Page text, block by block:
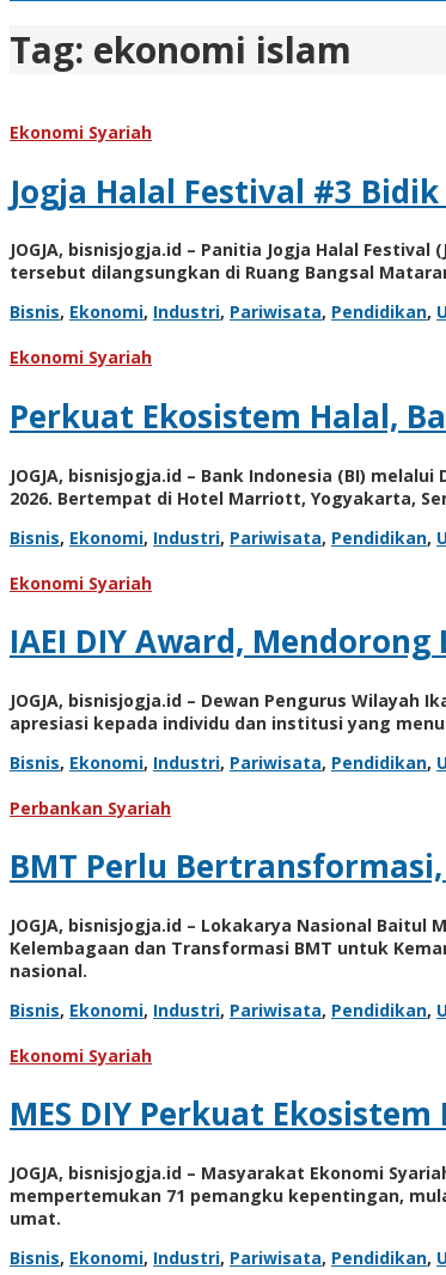
Tag: ekonomi islam
Ekonomi Syariah
Jogja Halal Festival #3
JOGJA, bisnisjogja.id – Panitia Jogja Halal
tersebut dilangsungkan di Ruang Bangsal
Bisnis, Ekonomi, Industri, Pariwisata, Pendidikan,
Ekonomi Syariah
Perkuat Ekosistem Halal,
JOGJA, bisnisjogja.id – Bank Indonesia (BI)
2026. Bertempat di Hotel Marriott, Yogyakarta,
Bisnis, Ekonomi, Industri, Pariwisata, Pendidikan,
Ekonomi Syariah
IAEI DIY Award,
JOGJA, bisnisjogja.id – Dewan Pengurus Wilayah
apresiasi kepada individu dan institusi yang
Bisnis, Ekonomi, Industri, Pariwisata, Pendidikan,
Perbankan Syariah
BMT Perlu
JOGJA, bisnisjogja.id – Lokakarya Nasional
Kelembagaan dan Transformasi BMT untuk
nasional.
Bisnis, Ekonomi, Industri, Pariwisata, Pendidikan,
Ekonomi Syariah
MES DIY Perkuat
JOGJA, bisnisjogja.id – Masyarakat Ekonomi
mempertemukan 71 pemangku kepentingan,
umat.
Bisnis, Ekonomi, Industri, Pariwisata, Pendidikan,